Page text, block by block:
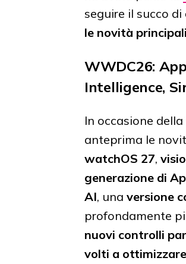
seguire il succo
le novità
WWDC26:
Intelligence,
In occasione
anteprima le
watchOS 27,
generazione di
AI, una versione
profondamente
nuovi controlli
volti a